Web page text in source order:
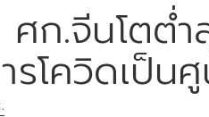
ศก.จีนโตต่
รโควิดเป็น